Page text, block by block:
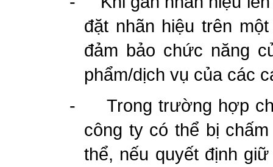
đặt nhãn hiệu trên
đảm bảo chức năng
phẩm/dịch vụ của các
-
Trong trường hợp
công ty có thể bị
thể, nếu quyết định